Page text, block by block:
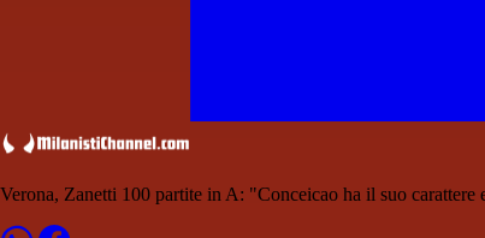
Verona, Zanetti 100 partite in A: "Conceicao ha il suo carattere